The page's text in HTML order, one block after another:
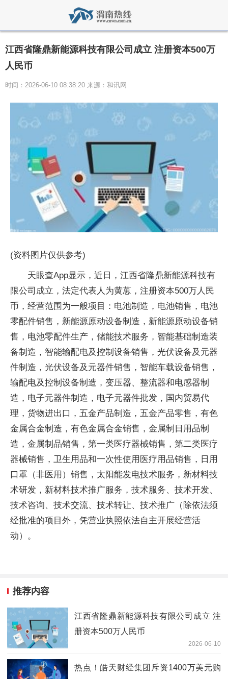
江西省隆鼎新能源科技有限公司成立 注册资本500万
人民币
时间：2026-06-10 08:38:20 来源：和讯网
(资料图片仅供参考)
天眼查App显示，近日，江西省隆鼎新能源科技有
限公司成立，法定代表人为黄葸，注册资本500万人民
币，经营范围为一般项目：电池制造，电池销售，电池
零配件销售，新能源原动设备制造，新能源原动设备销
售，电池零配件生产，储能技术服务，智能基础制造装
备制造，智能输配电及控制设备销售，光伏设备及元器
件制造，光伏设备及元器件销售，智能车载设备销售，
输配电及控制设备制造，变压器、整流器和电感器制
造，电子元器件制造，电子元器件批发，国内贸易代
理，货物进出口，五金产品制造，五金产品零售，有色
金属合金制造，有色金属合金销售，金属制日用品制
造，金属制品销售，第一类医疗器械销售，第二类医疗
器械销售，卫生用品和一次性使用医疗用品销售，日用
口罩（非医用）销售，太阳能发电技术服务，新材料技
术研发，新材料技术推广服务，技术服务、技术开发、
技术咨询、技术交流、技术转让、技术推广（除依法须
经批准的项目外，凭营业执照依法自主开展经营活
动）。
推荐内容
江西省隆鼎新能源科技有限公司成立 注
册资本500万人民币
2026-06-10
热点！皓天财经集团斥资1400万美元购